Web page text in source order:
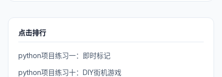
点击排行
python项目练习一：即时标记
python项目练习十：DIY街机游戏